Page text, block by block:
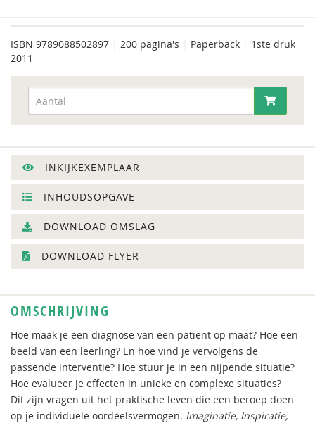
ISBN 9789088502897 200 pagina's Paperback
1ste druk
2011
INKIJKEXEMPLAAR
INHOUDSOPGAVE
DOWNLOAD OMSLAG
DOWNLOAD FLYER
OMSCHRIJVING
Hoe maak je een diagnose van een patiënt op maat? Hoe een
beeld van een leerling? En hoe vind je vervolgens de
passende interventie? Hoe stuur je in een nijpende situatie?
Hoe evalueer je effecten in unieke en complexe situaties?
Dit zijn vragen uit het praktische leven die een beroep doen
op je individuele oordeelsvermogen. Imaginatie, Inspiratie,